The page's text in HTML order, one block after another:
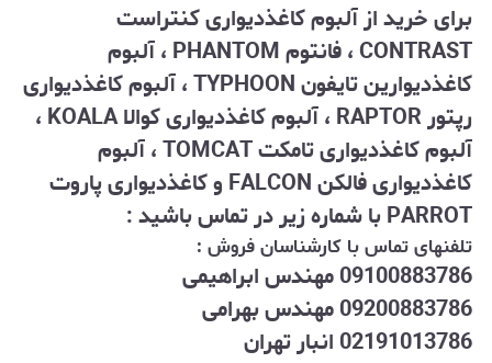
برای خرید از آلبوم کاغذدیواری کنتراست
CONTRAST ، فانتوم PHANTOM
، آلبوم
کاغذدیوارین تایفون TYPHOON ، آلبوم کاغذدیواری
رپتور RAPTOR ، آلبوم کاغذدیواری کوالا KOALA ،
آلبوم کاغذدیواری تامکت TOMCAT ، آلبوم
کاغذدیواری فالکن FALCON و کاغذدیواری پاروت
PARROT با شماره زیر در تماس باشید :
تلفنهای تماس با کارشناسان فروش :
09100883786 مهندس ابراهیمی
09200883786 مهندس بهرامی
02191013786 انبار تهران